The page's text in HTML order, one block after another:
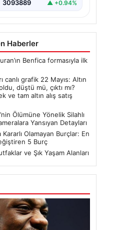
3093889 ▲ +0.94%
Haberler
Benfica formasıyla ilk
canlı grafik 22 Mayıs: Altın
düştü mü, çıktı mı?
ve tam altın alış satış
Ölümüne Yönelik Silahlı
Yansıyan Detayları
Kararlı Olamayan Burçlar: En
5 Burç
ve Şık Yaşam Alanları